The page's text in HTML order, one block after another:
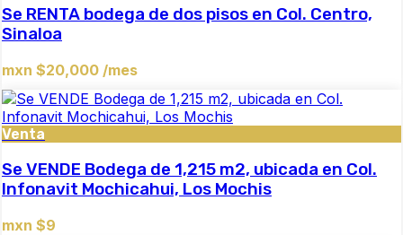
Se RENTA bodega de dos pisos en Col. Centro,
Sinaloa
mxn $20,000 /mes
Venta
Se VENDE Bodega de 1,215 m2, ubicada en Col.
Infonavit Mochicahui, Los Mochis
mxn $9